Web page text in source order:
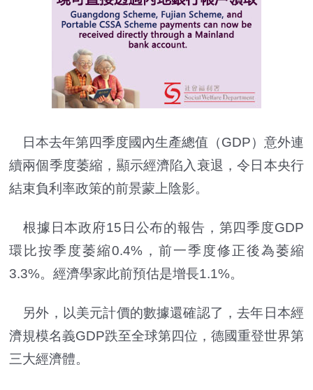
日本去年第四季度國內生產總值（GDP）意外連
續兩個季度萎縮，顯示經濟陷入衰退，令日本央行
結束負利率政策的前景蒙上陰影。
根據日本政府15日公布的報告，第四季度GDP
環比按季度萎縮0.4%，前一季度修正後為萎縮
3.3%。經濟學家此前預估是增長1.1%。
另外，以美元計價的數據還確認了，去年日本經
濟規模名義GDP跌至全球第四位，德國重登世界第
三大經濟體。